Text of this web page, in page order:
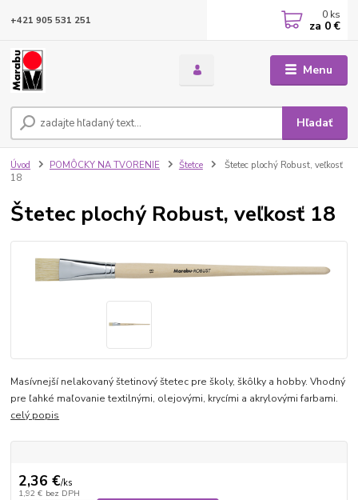
Menu
Hľadať
+421 905 531 251 0 ks
za 0 €
Úvod POMÔCKY NA TVORENIE Štetce
Štetec plochý Robust, veľkosť
18
Štetec plochý Robust, veľkosť 18
Masívnejší nelakovaný štetinový štetec pre školy, škôlky a hobby. Vhodný
pre ľahké maľovanie textilnými, olejovými, krycími a akrylovými farbami.
celý popis
2,36 €/ks
1,92 € bez DPH